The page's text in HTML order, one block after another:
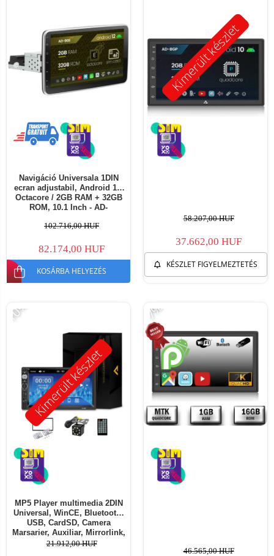
Navigáció Universala 1DIN
ecran adjustabil, Android 12,
Octacore / 2GB RAM + 32GB
ROM, 10.1 Inch - AD-
102.716,00 HUF
82.174,00 HUF
KOSÁRBA HELYEZÉS
Kimerült készlet
58.207,00 HUF
37.662,00 HUF
KÉSZLET FIGYELMEZTETÉS
Kimerült készlet
-10%
MP5 Player multimedia 2DIN
Universal, WinCE, Bluetooth,
USB, CardSD, Camera
Marsarier, Auxiliar, Mirrorlink,
Touchscreen, - AD-BGP7010b
21.912,00 HUF
-7%
46.565,00 HUF